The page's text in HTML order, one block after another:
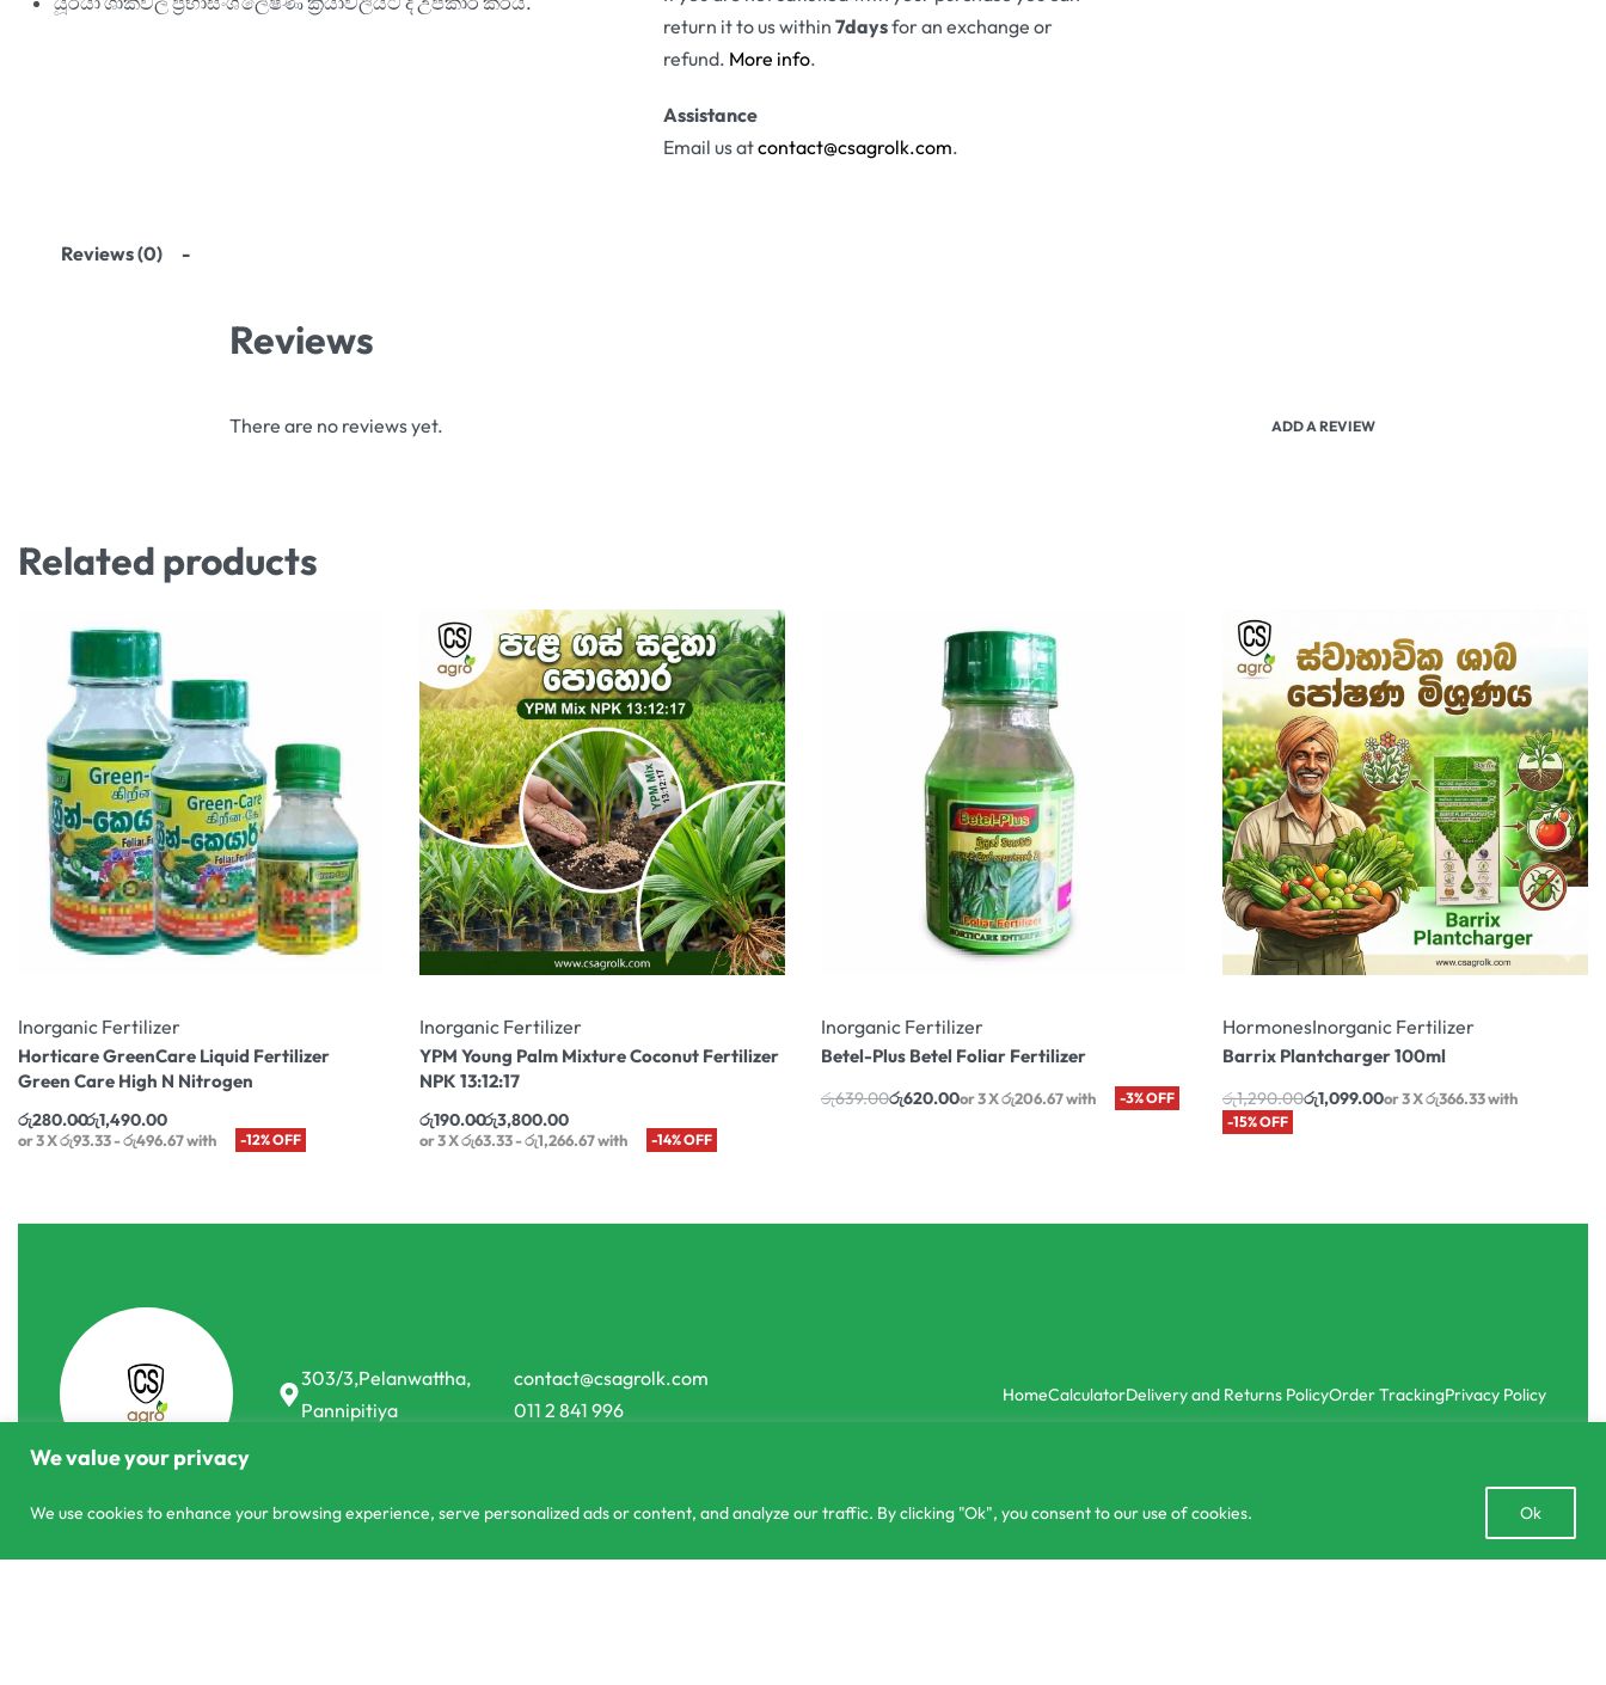
We value your privacy
We use cookies to enhance your browsing experience, serve personalized ads or content, and analyze our traffic. By clicking "Ok", you consent to our use of cookies. Ok
return it to us within 7daysfor an exchange or
refund. More info.
Assistance
Email us atcontact@csagrolk.com.
Reviews (0)
Reviews
There are no reviews yet. ADD A REVIEW
Related products
Inorganic Fertilizer
Horticare GreenCare Liquid Fertilizer
Green Care High N Nitrogen
රු280.00රු1,490.00
or 3 Xරු93.33 - රු496.67with -12% OFF
Inorganic Fertilizer
YPM Young Palm Mixture Coconut Fertilizer
NPK 13:12:17
රු190.00රු3,800.00
or 3 Xරු63.33 - රු1,266.67with -14% OFF
Inorganic Fertilizer
Betel-Plus Betel Foliar Fertilizer
රු639.00රු620.00or 3 Xරු206.67with -3% OFF
HormonesInorganic Fertilizer
Barrix Plantcharger 100ml
රු1,290.00රු1,099.00or 3 Xරු366.33with
-15% OFF
303/3,Pelanwattha,
Pannipitiya
contact@csagrolk.com
011 2 841 996
HomeCalculatorDelivery and Returns PolicyOrder TrackingPrivacy Policy
Open
chaty